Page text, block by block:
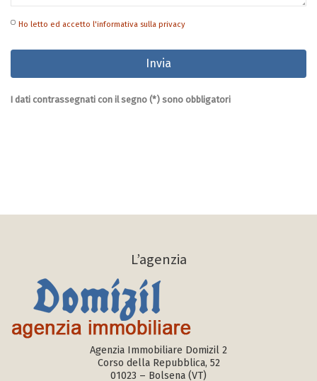
Ho letto ed accetto l'informativa sulla privacy
I dati contrassegnati con il segno (*) sono obbligatori
L’agenzia
Agenzia Immobiliare Domizil 2
Corso della Repubblica, 52
01023 – Bolsena (VT)